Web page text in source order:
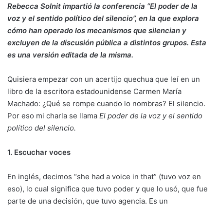
Rebecca Solnit impartió la conferencia “El poder de la
voz y el sentido político del silencio”, en la que explora
cómo han operado los mecanismos que silencian y
excluyen de la discusión pública a distintos grupos. Esta
es una versión editada de la misma.
Quisiera empezar con un acertijo quechua que leí en un
libro de la escritora estadounidense Carmen María
Machado: ¿Qué se rompe cuando lo nombras? El silencio.
Por eso mi charla se llama El poder de la voz y el sentido
político del silencio.
1. Escuchar voces
En inglés, decimos “she had a voice in that” (tuvo voz en
eso), lo cual significa que tuvo poder y que lo usó, que fue
parte de una decisión, que tuvo agencia. Es un